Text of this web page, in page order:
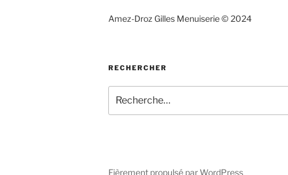
Amez-Droz Gilles Menuiserie © 2024
RECHERCHER
pour
:
Fièrement propulsé par WordPress